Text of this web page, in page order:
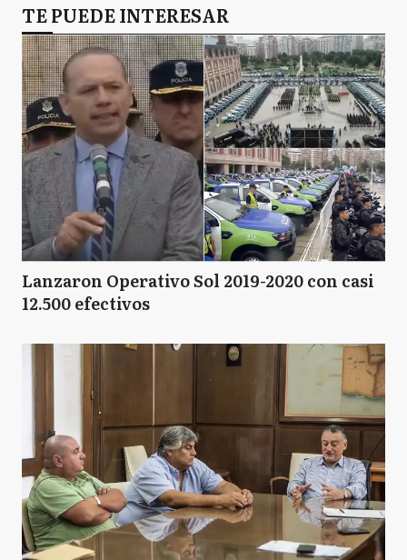
TE PUEDE INTERESAR
Lanzaron Operativo Sol 2019-2020 con casi
12.500 efectivos